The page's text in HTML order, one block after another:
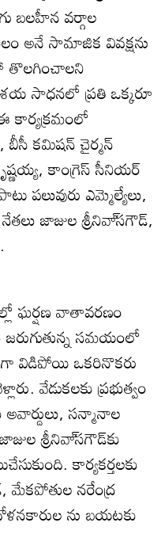
బలహీన వర్గాల
అనే సామాజిక వివక్షను
తొలగించాలని
సాధనలో ప్రతి ఒక్కరూ
కార్యక్రమంలో
బీసీ కమిషన్‌ చైర్మన్‌
కాంగ్రెస్‌ సీనియర్‌
పలువురు ఎమ్మెల్యేలు,
జాజుల శ్రీనివా్‌సగౌడ్‌,
ఘర్షణ వాతావరణం
జరుగుతున్న సమయంలో
విడిపోయి ఒకరినొకరు
వేడుకలకు ప్రభుత్వం
సన్మానాల
శ్రీనివా్‌సగౌడ్‌కు
కార్యకర్తలకు
మేకపోతుల నరేంద్ర
ను బయటకు